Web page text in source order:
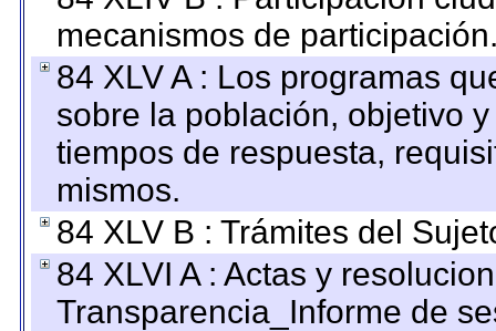
mecanismos de
84 XLV A : Los programas
sobre la población, objetivo
tiempos de respuesta,
mismos.
84 XLV B : Trámites del
84 XLVI A : Actas y
Transparencia_Informe de